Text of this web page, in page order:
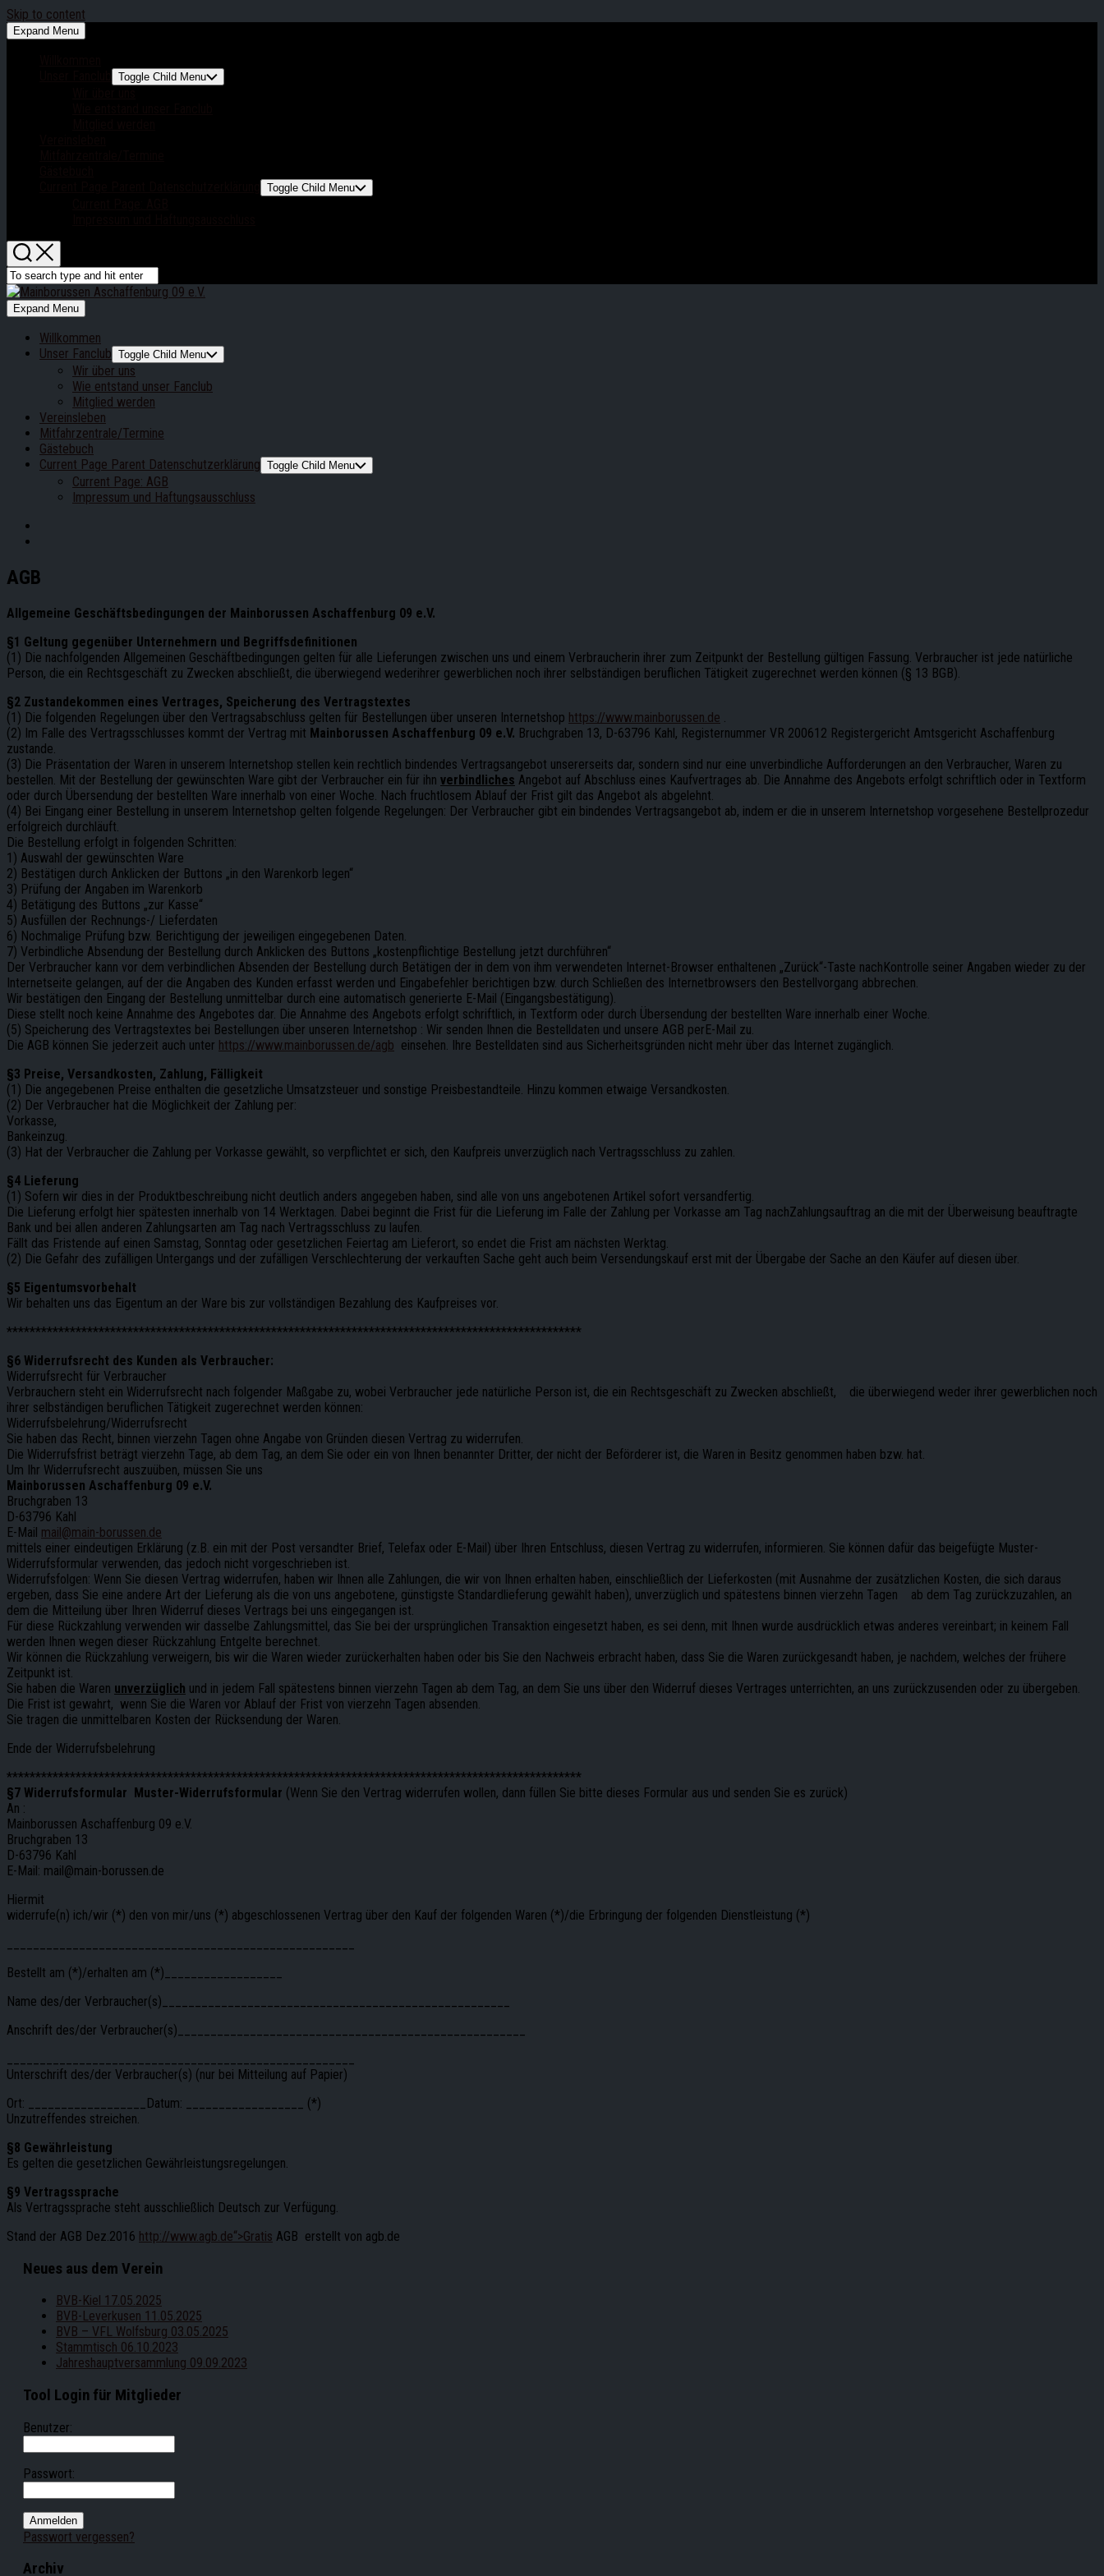
Skip to content
Expand Menu
Toggle Child Menu
Toggle Child Menu
Expand Menu
Willkommen
Unser Fanclub Toggle Child Menu
Wir über uns
Wie entstand unser Fanclub
Mitglied werden
Vereinsleben
Mitfahrzentrale/Termine
Gästebuch
Current Page Parent Datenschutzerklärung Toggle Child Menu
Current Page: AGB
Impressum und Haftungsausschluss
AGB
Allgemeine Geschäftsbedingungen der Mainborussen Aschaffenburg 09 e.V.
§1 Geltung gegenüber Unternehmern und Begriffsdefinitionen
(1) Die nachfolgenden Allgemeinen Geschäftbedingungen gelten für alle Lieferungen zwischen uns und einem Verbraucherin ihrer zum Zeitpunkt der Bestellung gültigen Fassung. Verbraucher ist jede natürliche
Person, die ein Rechtsgeschäft zu Zwecken abschließt, die überwiegend wederihrer gewerblichen noch ihrer selbständigen beruflichen Tätigkeit zugerechnet werden können (§ 13 BGB).
§2 Zustandekommen eines Vertrages, Speicherung des Vertragstextes
(1) Die folgenden Regelungen über den Vertragsabschluss gelten für Bestellungen über unseren Internetshop https://www.mainborussen.de .
(2) Im Falle des Vertragsschlusses kommt der Vertrag mit Mainborussen Aschaffenburg 09 e.V. Bruchgraben 13, D-63796 Kahl, Registernummer VR 200612 Registergericht Amtsgericht Aschaffenburg
zustande.
(3) Die Präsentation der Waren in unserem Internetshop stellen kein rechtlich bindendes Vertragsangebot unsererseits dar, sondern sind nur eine unverbindliche Aufforderungen an den Verbraucher, Waren zu
bestellen. Mit der Bestellung der gewünschten Ware gibt der Verbraucher ein für ihn verbindliches Angebot auf Abschluss eines Kaufvertrages ab. Die Annahme des Angebots erfolgt schriftlich oder in Textform
oder durch Übersendung der bestellten Ware innerhalb von einer Woche. Nach fruchtlosem Ablauf der Frist gilt das Angebot als abgelehnt.
(4) Bei Eingang einer Bestellung in unserem Internetshop gelten folgende Regelungen: Der Verbraucher gibt ein bindendes Vertragsangebot ab, indem er die in unserem Internetshop vorgesehene Bestellprozedur
erfolgreich durchläuft.
Die Bestellung erfolgt in folgenden Schritten:
1) Auswahl der gewünschten Ware
2) Bestätigen durch Anklicken der Buttons „in den Warenkorb legen“
3) Prüfung der Angaben im Warenkorb
4) Betätigung des Buttons „zur Kasse“
5) Ausfüllen der Rechnungs-/ Lieferdaten
6) Nochmalige Prüfung bzw. Berichtigung der jeweiligen eingegebenen Daten.
7) Verbindliche Absendung der Bestellung durch Anklicken des Buttons „kostenpflichtige Bestellung jetzt durchführen“
Der Verbraucher kann vor dem verbindlichen Absenden der Bestellung durch Betätigen der in dem von ihm verwendeten Internet-Browser enthaltenen „Zurück“-Taste nachKontrolle seiner Angaben wieder zu der
Internetseite gelangen, auf der die Angaben des Kunden erfasst werden und Eingabefehler berichtigen bzw. durch Schließen des Internetbrowsers den Bestellvorgang abbrechen.
Wir bestätigen den Eingang der Bestellung unmittelbar durch eine automatisch generierte E-Mail (Eingangsbestätigung).
Diese stellt noch keine Annahme des Angebotes dar. Die Annahme des Angebots erfolgt schriftlich, in Textform oder durch Übersendung der bestellten Ware innerhalb einer Woche.
(5) Speicherung des Vertragstextes bei Bestellungen über unseren Internetshop : Wir senden Ihnen die Bestelldaten und unsere AGB perE-Mail zu.
Die AGB können Sie jederzeit auch unter https://www.mainborussen.de/agb einsehen. Ihre Bestelldaten sind aus Sicherheitsgründen nicht mehr über das Internet zugänglich.
§3 Preise, Versandkosten, Zahlung, Fälligkeit
(1) Die angegebenen Preise enthalten die gesetzliche Umsatzsteuer und sonstige Preisbestandteile. Hinzu kommen etwaige Versandkosten.
(2) Der Verbraucher hat die Möglichkeit der Zahlung per:
Vorkasse,
Bankeinzug.
(3) Hat der Verbraucher die Zahlung per Vorkasse gewählt, so verpflichtet er sich, den Kaufpreis unverzüglich nach Vertragsschluss zu zahlen.
§4 Lieferung
(1) Sofern wir dies in der Produktbeschreibung nicht deutlich anders angegeben haben, sind alle von uns angebotenen Artikel sofort versandfertig.
Die Lieferung erfolgt hier spätesten innerhalb von 14 Werktagen. Dabei beginnt die Frist für die Lieferung im Falle der Zahlung per Vorkasse am Tag nachZahlungsauftrag an die mit der Überweisung beauftragte
Bank und bei allen anderen Zahlungsarten am Tag nach Vertragsschluss zu laufen.
Fällt das Fristende auf einen Samstag, Sonntag oder gesetzlichen Feiertag am Lieferort, so endet die Frist am nächsten Werktag.
(2) Die Gefahr des zufälligen Untergangs und der zufälligen Verschlechterung der verkauften Sache geht auch beim Versendungskauf erst mit der Übergabe der Sache an den Käufer auf diesen über.
§5 Eigentumsvorbehalt
Wir behalten uns das Eigentum an der Ware bis zur vollständigen Bezahlung des Kaufpreises vor.
****************************************************************************************************
§6 Widerrufsrecht des Kunden als Verbraucher:
Widerrufsrecht für Verbraucher
Verbrauchern steht ein Widerrufsrecht nach folgender Maßgabe zu, wobei Verbraucher jede natürliche Person ist, die ein Rechtsgeschäft zu Zwecken abschließt, die überwiegend weder ihrer gewerblichen noch
ihrer selbständigen beruflichen Tätigkeit zugerechnet werden können:
Widerrufsbelehrung/Widerrufsrecht
Sie haben das Recht, binnen vierzehn Tagen ohne Angabe von Gründen diesen Vertrag zu widerrufen.
Die Widerrufsfrist beträgt vierzehn Tage, ab dem Tag, an dem Sie oder ein von Ihnen benannter Dritter, der nicht der Beförderer ist, die Waren in Besitz genommen haben bzw. hat.
Um Ihr Widerrufsrecht auszuüben, müssen Sie uns
Mainborussen Aschaffenburg 09 e.V.
Bruchgraben 13
D-63796 Kahl
E-Mail mail@main-borussen.de
mittels einer eindeutigen Erklärung (z.B. ein mit der Post versandter Brief, Telefax oder E-Mail) über Ihren Entschluss, diesen Vertrag zu widerrufen, informieren. Sie können dafür das beigefügte Muster-
Widerrufsformular verwenden, das jedoch nicht vorgeschrieben ist.
Widerrufsfolgen: Wenn Sie diesen Vertrag widerrufen, haben wir Ihnen alle Zahlungen, die wir von Ihnen erhalten haben, einschließlich der Lieferkosten (mit Ausnahme der zusätzlichen Kosten, die sich daraus
ergeben, dass Sie eine andere Art der Lieferung als die von uns angebotene, günstigste Standardlieferung gewählt haben), unverzüglich und spätestens binnen vierzehn Tagen ab dem Tag zurückzuzahlen, an
dem die Mitteilung über Ihren Widerruf dieses Vertrags bei uns eingegangen ist.
Für diese Rückzahlung verwenden wir dasselbe Zahlungsmittel, das Sie bei der ursprünglichen Transaktion eingesetzt haben, es sei denn, mit Ihnen wurde ausdrücklich etwas anderes vereinbart; in keinem Fall
werden Ihnen wegen dieser Rückzahlung Entgelte berechnet.
Wir können die Rückzahlung verweigern, bis wir die Waren wieder zurückerhalten haben oder bis Sie den Nachweis erbracht haben, dass Sie die Waren zurückgesandt haben, je nachdem, welches der frühere
Zeitpunkt ist.
Sie haben die Waren unverzüglich und in jedem Fall spätestens binnen vierzehn Tagen ab dem Tag, an dem Sie uns über den Widerruf dieses Vertrages unterrichten, an uns zurückzusenden oder zu übergeben.
Die Frist ist gewahrt, wenn Sie die Waren vor Ablauf der Frist von vierzehn Tagen absenden.
Sie tragen die unmittelbaren Kosten der Rücksendung der Waren.
Ende der Widerrufsbelehrung
****************************************************************************************************
§7 Widerrufsformular Muster-Widerrufsformular (Wenn Sie den Vertrag widerrufen wollen, dann füllen Sie bitte dieses Formular aus und senden Sie es zurück)
An :
Mainborussen Aschaffenburg 09 e.V.
Bruchgraben 13
D-63796 Kahl
E-Mail: mail@main-borussen.de
Hiermit
widerrufe(n) ich/wir (*) den von mir/uns (*) abgeschlossenen Vertrag über den Kauf der folgenden Waren (*)/die Erbringung der folgenden Dienstleistung (*)
Bestellt am (*)/erhalten am (*)__________________
Name des/der Verbraucher(s)_____________________________________________________
Anschrift des/der Verbraucher(s)_____________________________________________________
Unterschrift des/der Verbraucher(s) (nur bei Mitteilung auf Papier)
Ort: __________________Datum: __________________ (*)
Unzutreffendes streichen.
§8 Gewährleistung
Es gelten die gesetzlichen Gewährleistungsregelungen.
§9 Vertragssprache
Als Vertragssprache steht ausschließlich Deutsch zur Verfügung.
Stand der AGB Dez.2016 http://www.agb.de“>Gratis AGB erstellt von agb.de
Neues aus dem Verein
BVB-Kiel 17.05.2025
BVB-Leverkusen 11.05.2025
BVB – VFL Wolfsburg 03.05.2025
Stammtisch 06.10.2023
Jahreshauptversammlung 09.09.2023
Tool Login für Mitglieder
Benutzer:
Passwort:
Passwort vergessen?
Archiv